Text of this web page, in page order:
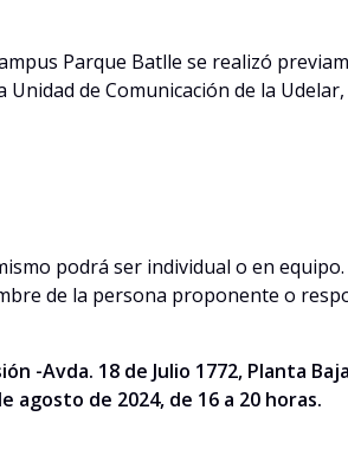
Parque Batlle se realizó
de Comunicación de la
podrá ser individual o en
de la persona proponente o
-Avda. 18 de Julio 1772, Planta
agosto de 2024, de 16 a 20 horas.